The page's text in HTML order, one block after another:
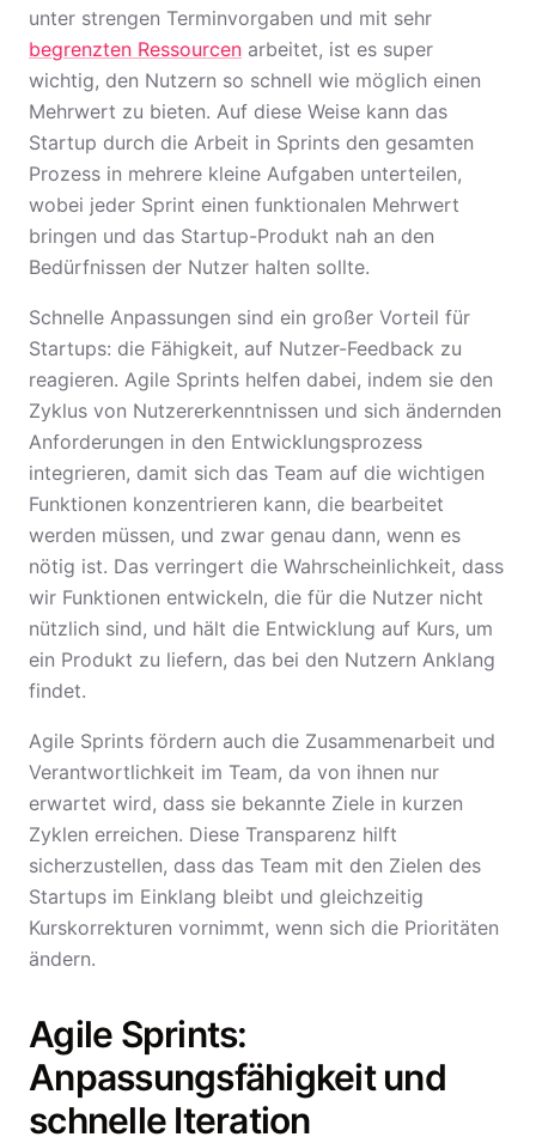
unter strengen Terminvorgaben und mit sehr
begrenzten Ressourcen arbeitet, ist es super
wichtig, den Nutzern so schnell wie möglich einen
Mehrwert zu bieten. Auf diese Weise kann das
Startup durch die Arbeit in Sprints den gesamten
Prozess in mehrere kleine Aufgaben unterteilen,
wobei jeder Sprint einen funktionalen Mehrwert
bringen und das Startup-Produkt nah an den
Bedürfnissen der Nutzer halten sollte.
Schnelle Anpassungen sind ein großer Vorteil für
Startups: die Fähigkeit, auf Nutzer-Feedback zu
reagieren. Agile Sprints helfen dabei, indem sie den
Zyklus von Nutzererkenntnissen und sich ändernden
Anforderungen in den Entwicklungsprozess
integrieren, damit sich das Team auf die wichtigen
Funktionen konzentrieren kann, die bearbeitet
werden müssen, und zwar genau dann, wenn es
nötig ist. Das verringert die Wahrscheinlichkeit, dass
wir Funktionen entwickeln, die für die Nutzer nicht
nützlich sind, und hält die Entwicklung auf Kurs, um
ein Produkt zu liefern, das bei den Nutzern Anklang
findet.
Agile Sprints fördern auch die Zusammenarbeit und
Verantwortlichkeit im Team, da von ihnen nur
erwartet wird, dass sie bekannte Ziele in kurzen
Zyklen erreichen. Diese Transparenz hilft
sicherzustellen, dass das Team mit den Zielen des
Startups im Einklang bleibt und gleichzeitig
Kurskorrekturen vornimmt, wenn sich die Prioritäten
ändern.
Agile Sprints:
Anpassungsfähigkeit und
schnelle Iteration